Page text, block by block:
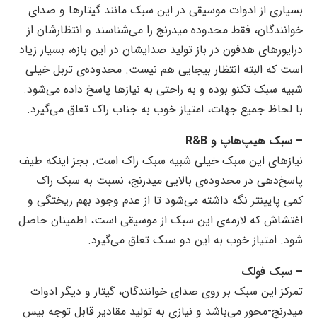
بسیاری از ادوات موسیقی در این سبک مانند گیتارها و صدای
خوانندگان، فقط محدوده میدرنج را می‌شناسند و انتظارشان از
درایورهای هدفون در باز تولید صدایشان در این بازه، بسیار زیاد
است که البته انتظار بیجایی هم نیست. محدوده‌ی تربل خیلی
شبیه سبک تکنو بوده و به راحتی به نیازها پاسخ داده می‌شود.
با لحاظ جمیع جهات، امتیاز خوب به جناب راک تعلق می‌گیرد.
– سبک هیپ‌هاپ و R&B
نیازهای این سبک خیلی شبیه سبک راک است. بجز اینکه طیف
پاسخ‌دهی در محدوده‌ی بالایی میدرنج، نسبت به سبک راک
کمی پایینتر نگه داشته می‌شود تا از عدم وجود بهم ریختگی و
اغتشاش که لازمه‌ی این سبک از موسیقی است، اطمینان حاصل
شود. امتیاز خوب به این دو سبک تعلق می‌گیرد.
– سبک فولک
تمرکز این سبک بر روی صدای خوانندگان، گیتار و دیگر ادوات
میدرنج-محور می‌باشد و نیازی به تولید مقادیر قابل توجه بیس